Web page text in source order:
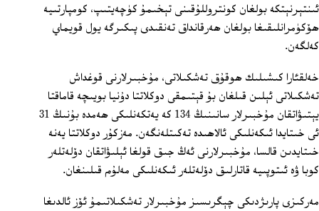
ئىنتېرنېتكە بولغان كونتروللۇقىنى تېخىمۇ كۈچەيتىپ، كومپارتىيە
ھۆكۈمرانلىقىغا بولغان ھەرقانداق تەنقىدى پىكىرگە يول قويماي
كەلگەن.
خەلقئارا كىشىلىك ھوقۇق تەشكىلاتى، مۇخبىرلارنى قوغداش
تەشكىلاتى ئېلىن قىلغان بۇ قېتىمقى دوكلاتتا دۇنيا بويىچە قاماقتا
يېتىۋاتقان مۇخبىرلار سانىنىڭ 134 كە يەتكەنلىكى ھەمدە بۇنىڭ 31
ئى خىتايدا ئىكەنلىكى ئالاھىدە تەكىتلەنگەن. مەزكۇر دوكلاتتا يەنە
خىتايدىن قالسا، مۇخبىرلارنى ئەڭ جىق قولغا ئېلىۋاتقان دۆلەتلەر
كوبا ۋە ئىتوپىيە قاتارلىق دۆلەتلەر ئىكەنلىكى مەلۇم قىلىنغان.
مەركىزى پارىژدىكى چېگرىسىز مۇخبىرلار تەشكىلاتىمۇ ئۆز ئالدىغا